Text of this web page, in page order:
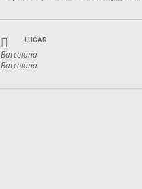
LUGAR
Barcelona
Barcelona